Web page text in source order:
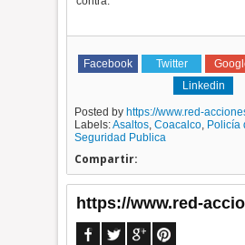
Facebook Twitter
Linkedin
Posted byhttps://www.red-
Labels:Asaltos ,Coacalco Policía
Seguridad Publica
Compartir:
https://www.red-